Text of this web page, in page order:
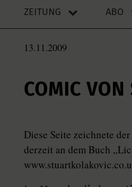
ZEITUNG ABO
13.11.2009
COMIC
Diese Seite zeichnete
derzeit an dem Buch